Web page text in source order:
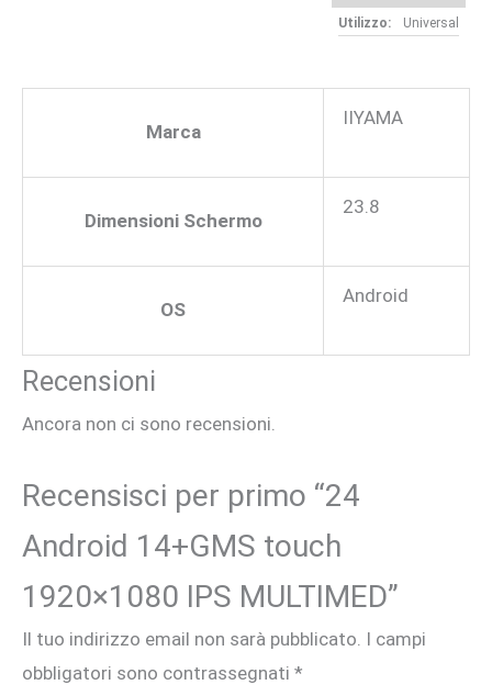
Utilizzo: Universal
Marca
IIYAMA
Dimensioni Schermo
23.8
OS
Android
Recensioni
Ancora non ci sono recensioni.
Recensisci per primo “24
Android 14+GMS touch
1920×1080 IPS MULTIMED”
Il tuo indirizzo email non sarà pubblicato. I campi
obbligatori sono contrassegnati *